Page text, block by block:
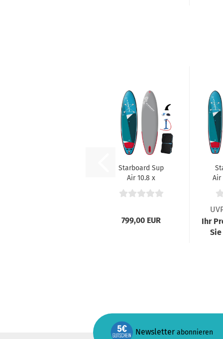
Starboard Sup
Air 10.8 x
33" iGo Zen SC...
799,00 EUR
Air
Ihr
Newsletter abonnieren